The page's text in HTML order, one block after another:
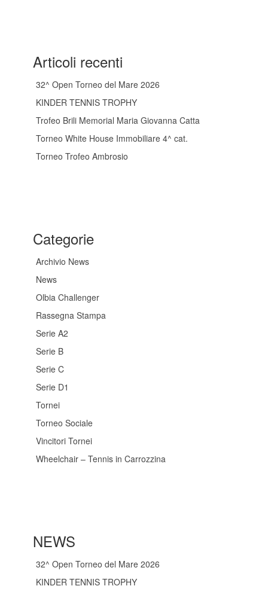
Articoli recenti
32^ Open Torneo del Mare 2026
KINDER TENNIS TROPHY
Trofeo Brili Memorial Maria Giovanna Catta
Torneo White House Immobiliare 4^ cat.
Torneo Trofeo Ambrosio
Categorie
Archivio News
News
Olbia Challenger
Rassegna Stampa
Serie A2
Serie B
Serie C
Serie D1
Tornei
Torneo Sociale
Vincitori Tornei
Wheelchair – Tennis in Carrozzina
NEWS
32^ Open Torneo del Mare 2026
KINDER TENNIS TROPHY